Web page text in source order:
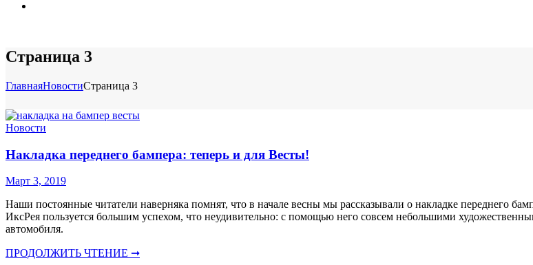
Страница 3
ГлавнаяНовостиСтраница 3
Новости
Накладка переднего бампера: теперь и для Весты!
Март 3, 2019
Наши постоянные читатели наверняка помнят, что в начале весны мы рассказывали о накладке переднего
ИксРея пользуется большим успехом, что неудивительно: с помощью него совсем небольшими
автомобиля.
ПРОДОЛЖИТЬ ЧТЕНИЕ ➞